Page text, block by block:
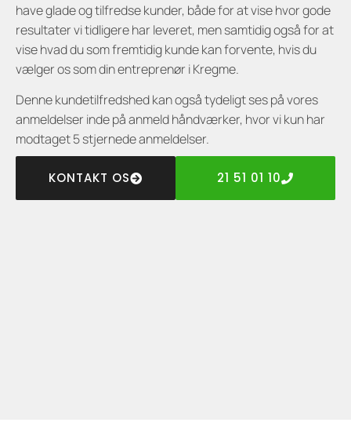
have glade og tilfredse kunder, både for at vise hvor gode
resultater vi tidligere har leveret, men samtidig også for at
vise hvad du som fremtidig kunde kan forvente, hvis du
vælger os som din entreprenør i Kregme.
Denne kundetilfredshed kan også tydeligt ses på vores
anmeldelser inde på anmeld håndværker, hvor vi kun har
modtaget 5 stjernede anmeldelser.
KONTAKT OS 21 51 01 10